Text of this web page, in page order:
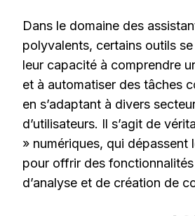
Dans le domaine des
polyvalents, certains outils
leur capacité à comprendre
et à automatiser des tâches
en s’adaptant à divers
d’utilisateurs. Il s’agit de
» numériques, qui dépassent
pour offrir des
d’analyse et de création de